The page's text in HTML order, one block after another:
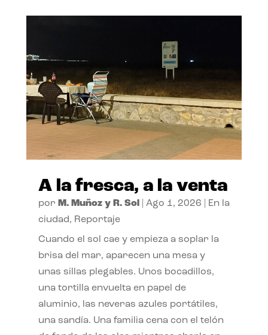
A la fresca, a la venta
por M. Muñoz y R. Sol| Ago 1, 2026
En la
ciudad, Reportaje
Cuando el sol cae y empieza a soplar la
brisa del mar, aparecen una mesa y
unas sillas plegables. Unos bocadillos,
una tortilla envuelta en papel de
aluminio, las neveras azules portátiles,
una sandía. Una familia cena con el telón